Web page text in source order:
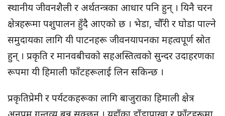
स्थानीय जीवनशैली र अर्थतन्त्रका आधार पनि हुन् । यिनै चरन
क्षेत्रहरूमा पशुपालन हुँदै आएको छ । भेडा, चौँरी र घोडा पाल्ने
समुदायका लागि यी पाटनहरू जीवनयापनका महत्वपूर्ण स्रोत
हुन् । प्रकृति र मानवबीचको सहअस्तित्वको सुन्दर उदाहरणका
रूपमा यी हिमाली फाँटहरूलाई लिन सकिन्छ ।
प्रकृतिप्रेमी र पर्यटकहरूका लागि बाजुराका हिमाली क्षेत्र